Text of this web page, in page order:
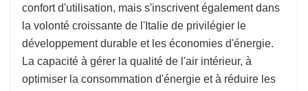
confort d'utilisation, mais s'inscrivent également dans
la volonté croissante de l'Italie de privilégier le
développement durable et les économies d'énergie.
La capacité à gérer la qualité de l'air intérieur, à
optimiser la consommation d'énergie et à réduire les